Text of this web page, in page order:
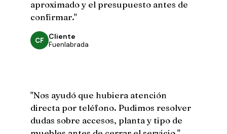
aproximado y el presupuesto antes de
confirmar."
CF Cliente
Fuenlabrada
"Nos ayudó que hubiera atención
directa por teléfono. Pudimos resolver
dudas sobre accesos, planta y tipo de